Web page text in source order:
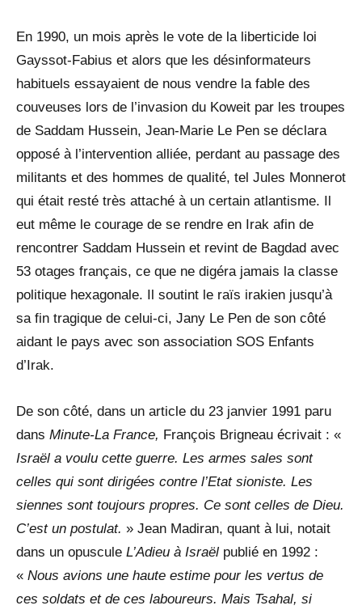
En 1990, un mois après le vote de la liberticide loi
Gayssot-Fabius et alors que les désinformateurs
habituels essayaient de nous vendre la fable des
couveuses lors de l’invasion du Koweit par les troupes
de Saddam Hussein, Jean-Marie Le Pen se déclara
opposé à l’intervention alliée, perdant au passage des
militants et des hommes de qualité, tel Jules Monnerot
qui était resté très attaché à un certain atlantisme. Il
eut même le courage de se rendre en Irak afin de
rencontrer Saddam Hussein et revint de Bagdad avec
53 otages français, ce que ne digéra jamais la classe
politique hexagonale. Il soutint le raïs irakien jusqu’à
sa fin tragique de celui-ci, Jany Le Pen de son côté
aidant le pays avec son association SOS Enfants
d’Irak.
De son côté, dans un article du 23 janvier 1991 paru
dans Minute-La France, François Brigneau écrivait : «
Israël a voulu cette guerre. Les armes sales sont
celles qui sont dirigées contre l’Etat sioniste. Les
siennes sont toujours propres. Ce sont celles de Dieu.
C’est un postulat. » Jean Madiran, quant à lui, notait
dans un opuscule L’Adieu à Israël publié en 1992 :
« Nous avions une haute estime pour les vertus de
ces soldats et de ces laboureurs. Mais Tsahal, si